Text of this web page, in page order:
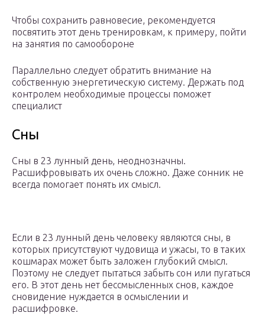
Чтобы сохранить равновесие, рекомендуется
посвятить этот день тренировкам, к примеру, пойти
на занятия по самообороне
Параллельно следует обратить внимание на
собственную энергетическую систему. Держать под
контролем необходимые процессы поможет
специалист
Сны
Сны в 23 лунный день, неоднозначны.
Расшифровывать их очень сложно. Даже сонник не
всегда помогает понять их смысл.
Если в 23 лунный день человеку являются сны, в
которых присутствуют чудовища и ужасы, то в таких
кошмарах может быть заложен глубокий смысл.
Поэтому не следует пытаться забыть сон или пугаться
его. В этот день нет бессмысленных снов, каждое
сновидение нуждается в осмыслении и
расшифровке.